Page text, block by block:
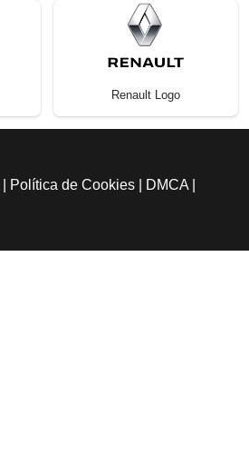
Renault Logo
Política de Cookies DMCA